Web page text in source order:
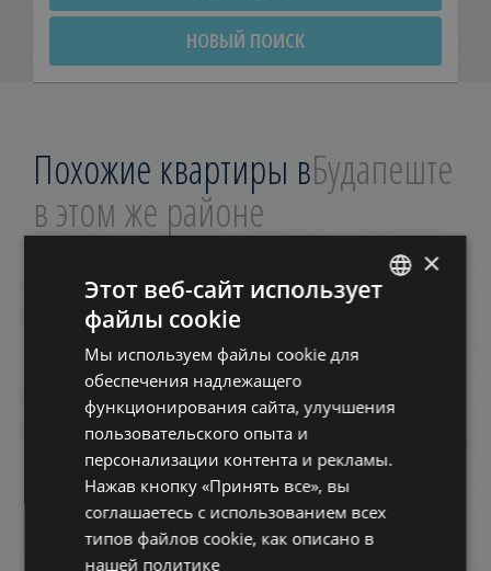
НОВЫЙ ПОИСК
Похожие квартиры вБудапеште
в этом же районе
ДОБАВИТЬ В СПИСОК
VOLKMANN UTCA
Арендная плата:944.000 HUF
Район 2 • 3 Спальни • 136 m2
HUNGARIAN
ITALIAN
SPANISH
RUSSIAN
×
Этот веб-сайт использует
файлы cookie
Мы используем файлы cookie для
обеспечения надлежащего
функционирования сайта, улучшения
пользовательского опыта и
персонализации контента и рекламы.
Нажав кнопку «Принять все», вы
соглашаетесь с использованием всех
типов файлов cookie, как описано в
нашей политике